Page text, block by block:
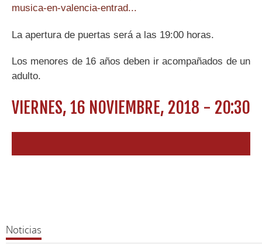
musica-en-valencia-entrad...
La apertura de puertas será a las 19:00 horas.
Los menores de 16 años deben ir acompañados de un
adulto.
VIERNES, 16 NOVIEMBRE, 2018 - 20:30
Noticias